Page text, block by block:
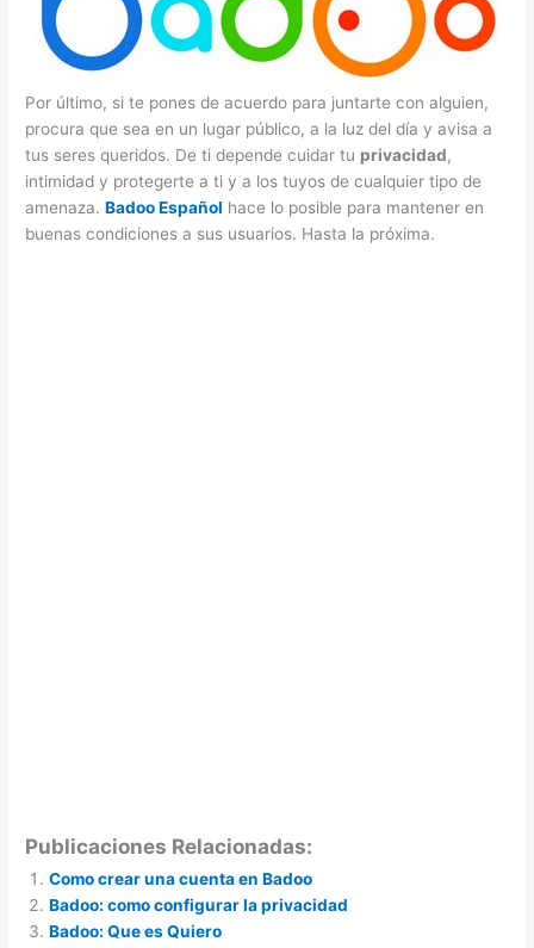
Por último, si te pones de acuerdo para juntarte con alguien,
procura que sea en un lugar público, a la luz del día y avisa a
tus seres queridos. De ti depende cuidar tu privacidad,
intimidad y protegerte a ti y a los tuyos de cualquier tipo de
amenaza.Badoo Español hace lo posible para mantener en
buenas condiciones a sus usuarios. Hasta la próxima.
Publicaciones Relacionadas:
Como crear una cuenta en Badoo
Badoo: como configurar la privacidad
Badoo: Que es Quiero